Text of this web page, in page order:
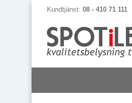
Kundtjänst: 08 - 410 71 111